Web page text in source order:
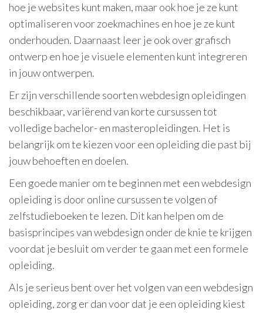
hoe je websites kunt maken, maar ook hoe je ze kunt
optimaliseren voor zoekmachines en hoe je ze kunt
onderhouden. Daarnaast leer je ook over grafisch
ontwerp en hoe je visuele elementen kunt integreren
in jouw ontwerpen.
Er zijn verschillende soorten webdesign opleidingen
beschikbaar, variërend van korte cursussen tot
volledige bachelor- en masteropleidingen. Het is
belangrijk om te kiezen voor een opleiding die past bij
jouw behoeften en doelen.
Een goede manier om te beginnen met een webdesign
opleiding is door online cursussen te volgen of
zelfstudieboeken te lezen. Dit kan helpen om de
basisprincipes van webdesign onder de knie te krijgen
voordat je besluit om verder te gaan met een formele
opleiding.
Als je serieus bent over het volgen van een webdesign
opleiding, zorg er dan voor dat je een opleiding kiest